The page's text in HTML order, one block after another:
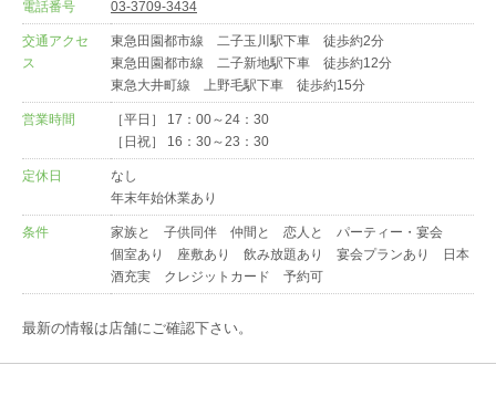
電話番号 03-3709-3434
交通アクセ
ス
東急田園都市線 二子玉川駅下車 徒歩約2分
東急田園都市線 二子新地駅下車 徒歩約12分
東急大井町線 上野毛駅下車 徒歩約15分
営業時間
［平日］ 17：00～24：30
［日祝］ 16：30～23：30
定休日
なし
年末年始休業あり
条件
家族と 子供同伴 仲間と 恋人と パーティー・宴会
個室あり 座敷あり 飲み放題あり 宴会プランあり 日本
酒充実 クレジットカード 予約可
最新の情報は店舗にご確認下さい。